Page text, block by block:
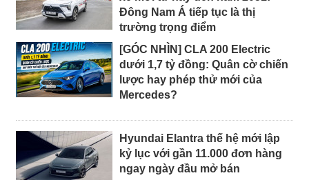
Đông Nam Á tiếp tục là thị
trường trọng điểm
[GÓC NHÌN] CLA 200 Electric
dưới 1,7 tỷ đồng: Quân cờ chiến
lược hay phép thử mới của
Mercedes?
Hyundai Elantra thế hệ mới lập
kỷ lục với gần 11.000 đơn hàng
ngay ngày đầu mở bán